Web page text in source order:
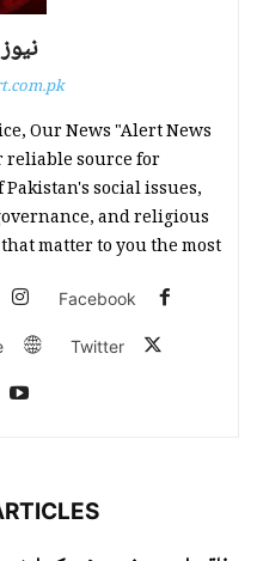
Our News "Alert News
reliable source for
social issues,
and religious
matter to you the most."
Facebook
Twitter